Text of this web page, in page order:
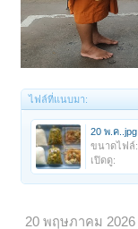
ไฟล์ที่แนบมา:
20 พ.ค..jpg
ขนาดไฟล์:
เปิดดู:
20 พฤษภาคม 2026